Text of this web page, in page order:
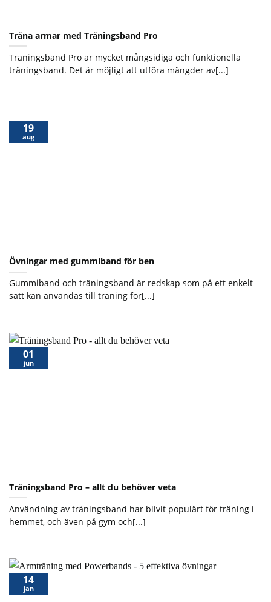
Träna armar med Träningsband Pro
Träningsband Pro är mycket mångsidiga och funktionella
träningsband. Det är möjligt att utföra mängder av[...]
Övningar med gummiband för ben
Gummiband och träningsband är redskap som på ett enkelt
sätt kan användas till träning för[...]
19
aug
Träningsband Pro – allt du behöver veta
Användning av träningsband har blivit populärt för träning i
hemmet, och även på gym och[...]
01
jun
14
jan